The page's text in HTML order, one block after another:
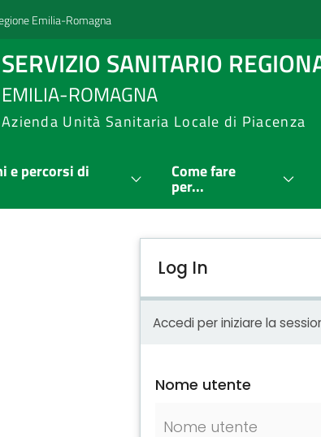
Emilia-Romagna
SERVIZIO SANITARIO
EMILIA-ROMAGNA
Azienda Unità Sanitaria Locale di Piacenza
e percorsi di Come fare
per...
Log In
Accedi per iniziare la
Nome utente